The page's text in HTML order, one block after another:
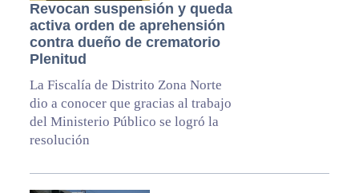
Revocan suspensión y queda
activa orden de aprehensión
contra dueño de crematorio
Plenitud
La Fiscalía de Distrito Zona Norte
dio a conocer que gracias al trabajo
del Ministerio Público se logró la
resolución